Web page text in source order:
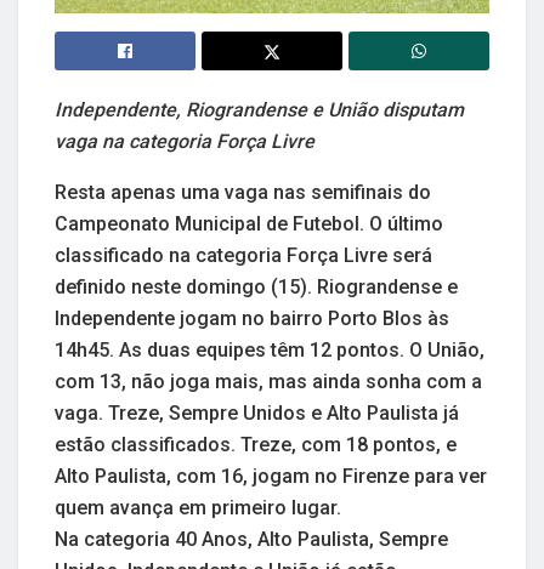
Independente, Riograndense e União disputam
vaga na categoria Força Livre
Resta apenas uma vaga nas semifinais do
Campeonato Municipal de Futebol. O último
classificado na categoria Força Livre será
definido neste domingo (15). Riograndense e
Independente jogam no bairro Porto Blos às
14h45. As duas equipes têm 12 pontos. O União,
com 13, não joga mais, mas ainda sonha com a
vaga. Treze, Sempre Unidos e Alto Paulista já
estão classificados. Treze, com 18 pontos, e
Alto Paulista, com 16, jogam no Firenze para ver
quem avança em primeiro lugar.
Na categoria 40 Anos, Alto Paulista, Sempre